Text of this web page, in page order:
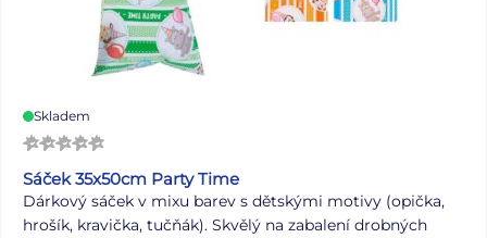
Skladem
Sáček 35x50cm Party Time
Dárkový sáček v mixu barev s dětskými motivy (opička,
hrošík, kravička, tučňák). Skvělý na zabalení drobných